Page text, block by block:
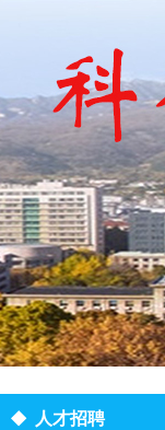
人才招聘